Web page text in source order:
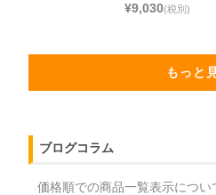
¥9,030(税別)
もっと
ブログコラム
価格順での商品一覧表示につい